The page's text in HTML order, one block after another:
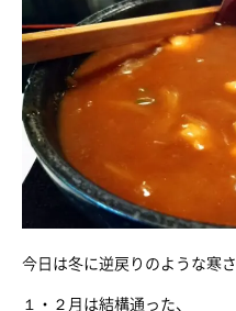
今日は冬に逆戻りのような寒さ
１・２月は結構通った、